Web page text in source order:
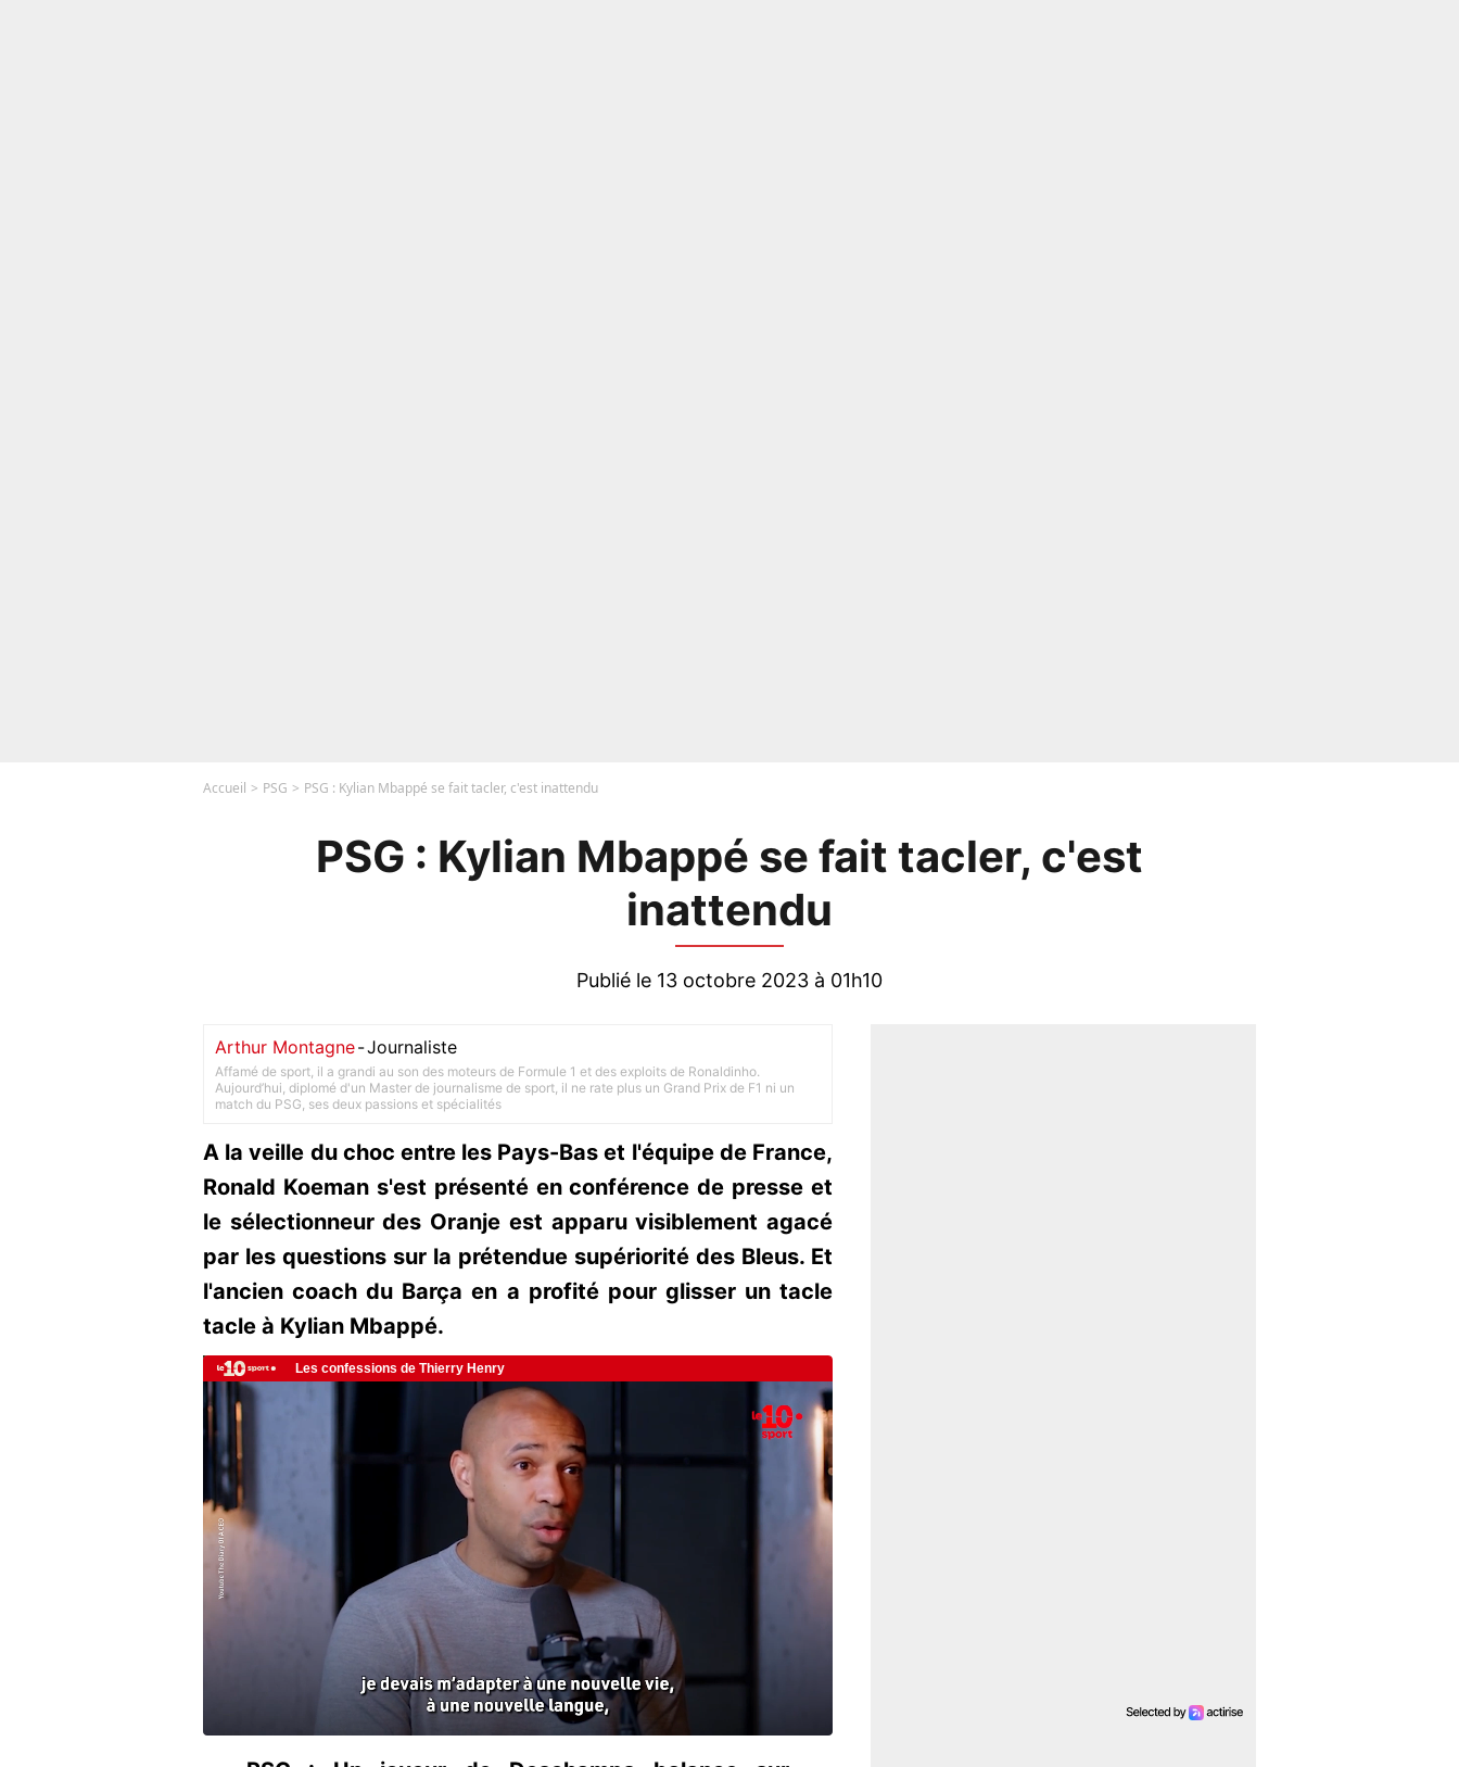
Accueil PSG PSG : Kylian Mbappé se fait tacler, c'est inattendu
PSG : Kylian Mbappé se fait tacler, c'est
inattendu
Publié le 13 octobre 2023 à 01h10
Arthur Montagne-Journaliste
Affamé de sport, il a grandi au son des moteurs de Formule 1 et des exploits de Ronaldinho.
Aujourd’hui, diplomé d'un Master de journalisme de sport, il ne rate plus un Grand Prix de F1 ni un
match du PSG, ses deux passions et spécialités
A la veille du choc entre les Pays-Bas et l'équipe de France,
Ronald Koeman s'est présenté en conférence de presse et
le sélectionneur des Oranje est apparu visiblement agacé
par les questions sur la prétendue supériorité des Bleus. Et
l'ancien coach du Barça en a profité pour glisser un tacle
tacle à Kylian Mbappé.